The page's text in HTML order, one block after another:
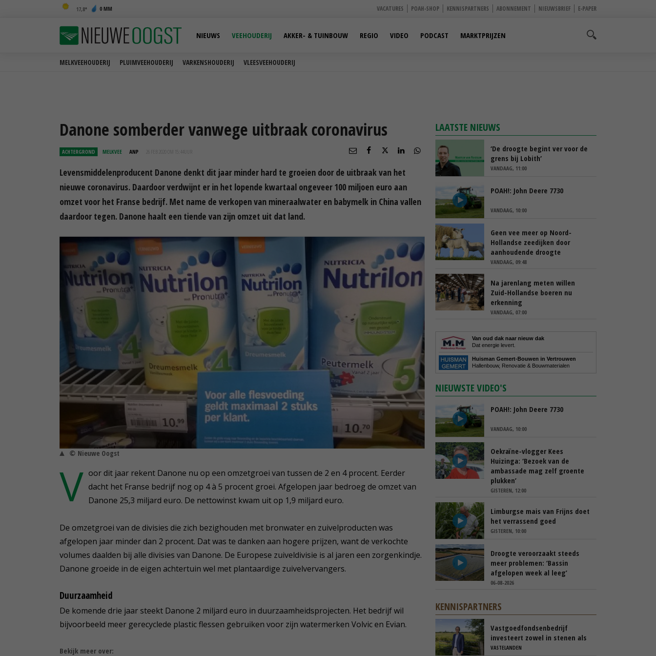
17,8 0 MM VACATURES POAH-SHOP KENNISPARTNERS ABONNEMENT NIEUWSBRIEF E-PAPER
MELKVEEHOUDERIJ PLUIMVEEHOUDERIJ VARKENSHOUDERIJ VLEESVEEHOUDERIJ
NIEUWS VEEHOUDERIJ AKKER- & TUINBOUW REGIO VIDEO PODCAST MARKTPRIJZEN
Danone somberder vanwege uitbraak coronavirus
ACHTERGROND MELKVEE ANP 26 FEB 2020 OM 15:44
Levensmiddelenproducent Danone denkt dit jaar minder hard te groeien door de uitbraak van het
nieuwe coronavirus. Daardoor verdwijnt er in het lopende kwartaal ongeveer 100 miljoen euro aan
omzet voor het Franse bedrijf. Met name de verkopen van mineraalwater en babymelk in China vallen
daardoor tegen. Danone haalt een tiende van zijn omzet uit dat land.
© Nieuwe Oogst
V oor dit jaar rekent Danone nu op een omzetgroei van tussen de 2 en 4 procent. Eerder
dacht het Franse bedrijf nog op 4 à 5 procent groei. Afgelopen jaar bedroeg de omzet van
Danone 25,3 miljard euro. De nettowinst kwam uit op 1,9 miljard euro.
De omzetgroei van de divisies die zich bezighouden met bronwater en zuivelproducten was
afgelopen jaar minder dan 2 procent. Dat was te danken aan hogere prijzen, want de verkochte
volumes daalden bij alle divisies van Danone. De Europese zuiveldivisie is al jaren een zorgenkindje.
Danone groeide in de eigen achtertuin wel met plantaardige zuivelvervangers.
Duurzaamheid
De komende drie jaar steekt Danone 2 miljard euro in duurzaamheidsprojecten. Het bedrijf wil
bijvoorbeeld meer gerecyclede plastic flessen gebruiken voor zijn watermerken Volvic en Evian.
Bekijk meer over:
LAATSTE NIEUWS
‘De droogte begint ver voor de
grens bij Lobith’
VANDAAG, 11:00
POAH!: John Deere 7730
VANDAAG, 10:00
Geen vee meer op Noord-
Hollandse zeedijken door
aanhoudende droogte
VANDAAG, 09:48
Na jarenlang meten willen
Zuid-Hollandse boeren nu
erkenning
VANDAAG, 07:00
Van oud dak naar nieuw dak
Dat energie levert.
Huisman Gemert-Bouwen in Vertrouwen
Hallenbouw, Renovatie & Bouwmaterialen
NIEUWSTE VIDEO'S
POAH!: John Deere 7730
VANDAAG, 10:00
Oekraïne-vlogger Kees
Huizinga: ‘Bezoek van de
ambassade mag zelf groente
plukken’
GISTEREN, 12:00
Limburgse mais van Frijns doet
het verrassend goed
GISTEREN, 10:00
Droogte veroorzaakt steeds
meer problemen: ‘Bassin
afgelopen week al leeg’
06-08-2026
KENNISPARTNERS
Vastgoedfondsenbedrijf
investeert zowel in stenen als
in mensen
VASTELANDEN